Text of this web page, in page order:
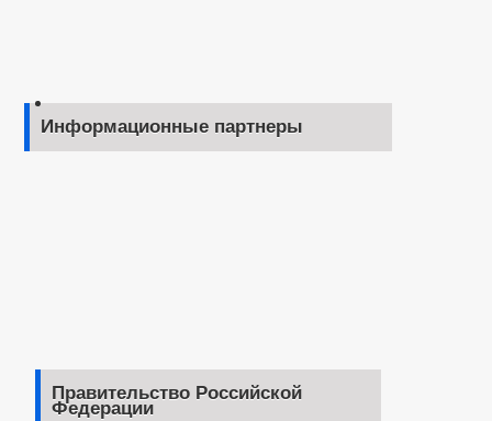
Информационные партнеры
Правительство Российской
Федерации